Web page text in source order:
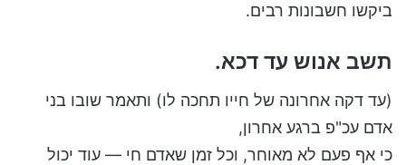
ביקשו חשבונות רבים.
תשב אנוש עד דכא.
(עד דקה אחרונה של חייו תחכה לו) ותאמר שובו בני
אדם עכ"פ ברגע אחרון,
כי אף פעם לא מאוחר, וכל זמן שאדם חי — עוד יכול